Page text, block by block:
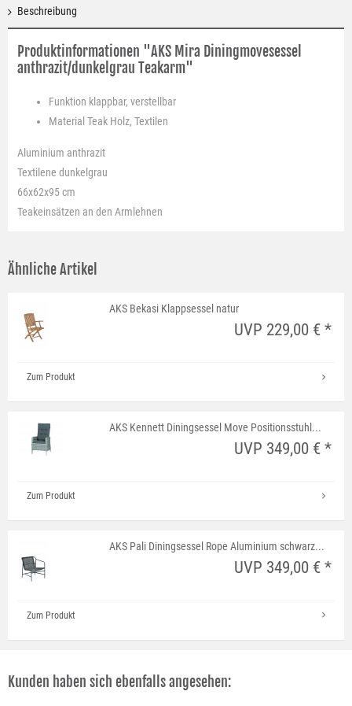
Beschreibung
Produktinformationen "AKS Mira Diningmovesessel
anthrazit/dunkelgrau Teakarm"
Funktion klappbar, verstellbar
Material Teak Holz, Textilen
Aluminium anthrazit
Textilene dunkelgrau
66x62x95 cm
Teakeinsätzen an den Armlehnen
Ähnliche Artikel
AKS Bekasi Klappsessel natur
UVP 229,00 € *
Zum Produkt
AKS Kennett Diningsessel Move Positionsstuhl...
UVP 349,00 € *
Zum Produkt
AKS Pali Diningsessel Rope Aluminium schwarz...
UVP 349,00 € *
Zum Produkt
Kunden haben sich ebenfalls angesehen: